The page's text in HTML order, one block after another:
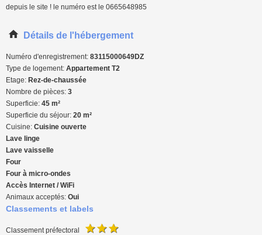
depuis le site ! le numéro est le 0665648985
Détails de l'hébergement
Numéro d'enregistrement: 83115000649DZ
Type de logement: Appartement T2
Etage: Rez-de-chaussée
Nombre de pièces: 3
Superficie: 45 m²
Superficie du séjour: 20 m²
Cuisine: Cuisine ouverte
Lave linge
Lave vaisselle
Four
Four à micro-ondes
Accès Internet / WiFi
Animaux acceptés: Oui
Classements et labels
Classement préfectoral